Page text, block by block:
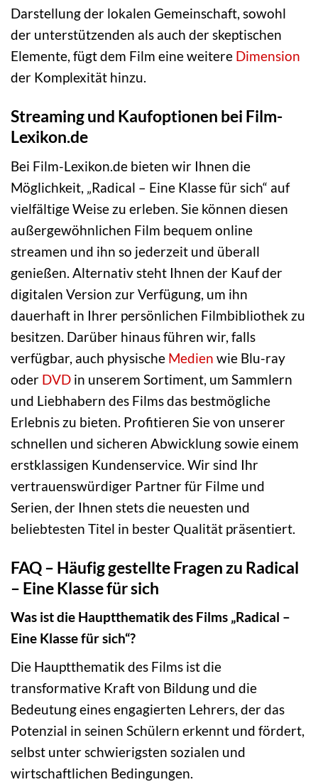
Darstellung der lokalen Gemeinschaft, sowohl
der unterstützenden als auch der skeptischen
Elemente, fügt dem Film eine weitere Dimension
der Komplexität hinzu.
Streaming und Kaufoptionen bei Film-
Lexikon.de
Bei Film-Lexikon.de bieten wir Ihnen die
Möglichkeit, „Radical – Eine Klasse für sich“ auf
vielfältige Weise zu erleben. Sie können diesen
außergewöhnlichen Film bequem online
streamen und ihn so jederzeit und überall
genießen. Alternativ steht Ihnen der Kauf der
digitalen Version zur Verfügung, um ihn
dauerhaft in Ihrer persönlichen Filmbibliothek zu
besitzen. Darüber hinaus führen wir, falls
verfügbar, auch physische Medien wie Blu-ray
oder DVD in unserem Sortiment, um Sammlern
und Liebhabern des Films das bestmögliche
Erlebnis zu bieten. Profitieren Sie von unserer
schnellen und sicheren Abwicklung sowie einem
erstklassigen Kundenservice. Wir sind Ihr
vertrauenswürdiger Partner für Filme und
Serien, der Ihnen stets die neuesten und
beliebtesten Titel in bester Qualität präsentiert.
FAQ – Häufig gestellte Fragen zu Radical
– Eine Klasse für sich
Was ist die Hauptthematik des Films „Radical –
Eine Klasse für sich“?
Die Hauptthematik des Films ist die
transformative Kraft von Bildung und die
Bedeutung eines engagierten Lehrers, der das
Potenzial in seinen Schülern erkennt und fördert,
selbst unter schwierigsten sozialen und
wirtschaftlichen Bedingungen.